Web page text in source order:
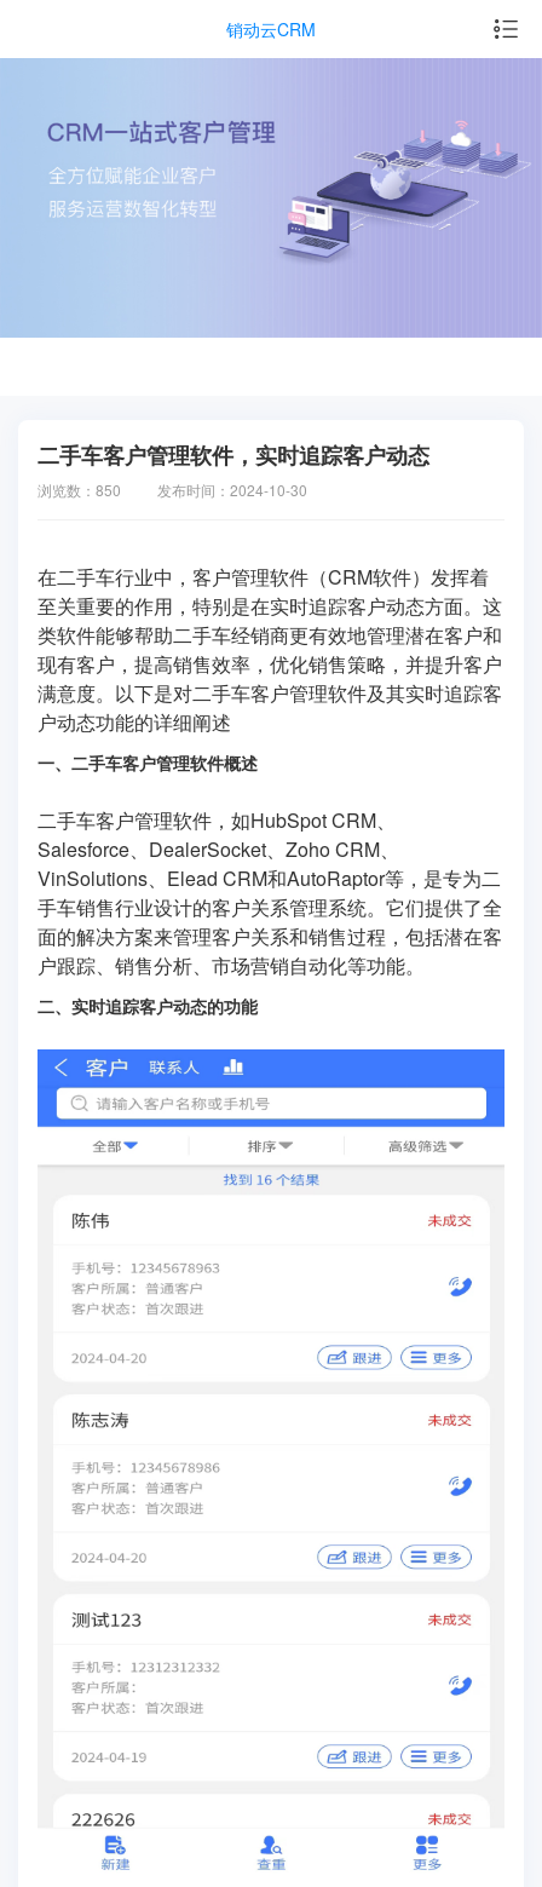
销动云CRM
二手车客户管理软件，实时追踪客户动态
浏览数：850 发布时间：2024-10-30
在二手车行业中，客户管理软件（CRM软件）发挥着
至关重要的作用，特别是在实时追踪客户动态方面。这
类软件能够帮助二手车经销商更有效地管理潜在客户和
现有客户，提高销售效率，优化销售策略，并提升客户
满意度。以下是对二手车客户管理软件及其实时追踪客
户动态功能的详细阐述
一、二手车客户管理软件概述
二手车客户管理软件，如HubSpot CRM、
Salesforce、DealerSocket、Zoho CRM、
VinSolutions、Elead CRM和AutoRaptor等，是专为二
手车销售行业设计的客户关系管理系统。它们提供了全
面的解决方案来管理客户关系和销售过程，包括潜在客
户跟踪、销售分析、市场营销自动化等功能。
二、实时追踪客户动态的功能